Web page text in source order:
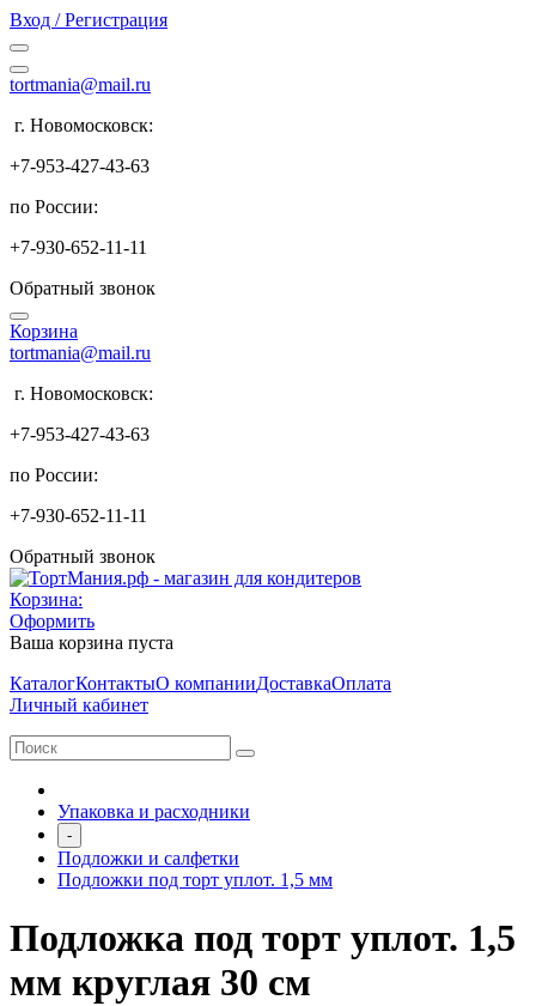
Вход / Регистрация
tortmania@mail.ru
г. Новомосковск:
+7-953-427-43-63
по России:
+7-930-652-11-11
Обратный звонок
Корзина
tortmania@mail.ru
г. Новомосковск:
+7-953-427-43-63
по России:
+7-930-652-11-11
Обратный звонок
Корзина:
Оформить
Ваша корзина пуста
КаталогКонтактыО компанииДоставкаОплата
Личный кабинет
Упаковка и расходники
-
Подложки и салфетки
Подложки под торт уплот. 1,5 мм
Подложка под торт уплот. 1,5
мм круглая 30 см